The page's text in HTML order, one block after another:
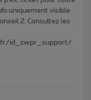
uniquement visible
2: Consultez les
id_zwpr_support/